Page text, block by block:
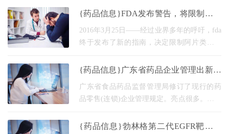
绍了卫生计生委目前在改善医疗服务方面的
{药品信息}FDA发布警告，将限制阿片
类止痛药使用
2016年3月25日——经过业界多年的呼吁，fda
终于发布了新的指南，决定限制阿片类镇痛
说，阿片类镇痛药的严重风险包括误用、滥
{药品信息}广东省药品企业管理出新规
明天就试行了！
广东省食品药品监督管理局修订了现行的药
品零售(连锁)企业管理规定。亮点很多。过来
订了现行的药品零售(连锁)企业管理规定。新
{药品信息}勃林格第二代EGFR靶向疗